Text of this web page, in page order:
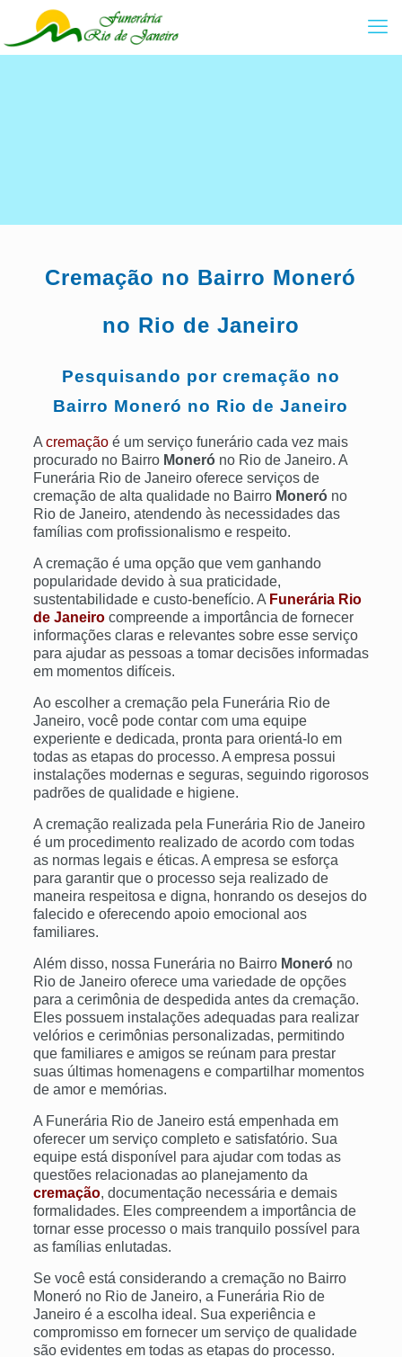
Cremação no Bairro Moneró
no Rio de Janeiro
Pesquisando por cremação no
Bairro Moneró no Rio de Janeiro
A cremaçãoé um serviço funerário cada vez mais
procurado no Bairro Moneróno Rio de Janeiro. A
Funerária Rio de Janeiro oferece serviços de
cremação de alta qualidade no Bairro Moneróno
Rio de Janeiro, atendendo às necessidades das
famílias com profissionalismo e respeito.
A cremação é uma opção que vem ganhando
popularidade devido à sua praticidade,
sustentabilidade e custo-benefício. A Funerária Rio
de Janeirocompreende a importância de fornecer
informações claras e relevantes sobre esse serviço
para ajudar as pessoas a tomar decisões informadas
em momentos difíceis.
Ao escolher a cremação pela Funerária Rio de
Janeiro, você pode contar com uma equipe
experiente e dedicada, pronta para orientá-lo em
todas as etapas do processo. A empresa possui
instalações modernas e seguras, seguindo rigorosos
padrões de qualidade e higiene.
A cremação realizada pela Funerária Rio de Janeiro
é um procedimento realizado de acordo com todas
as normas legais e éticas. A empresa se esforça
para garantir que o processo seja realizado de
maneira respeitosa e digna, honrando os desejos do
falecido e oferecendo apoio emocional aos
familiares.
Além disso, nossa Funerária no Bairro Moneróno
Rio de Janeiro oferece uma variedade de opções
para a cerimônia de despedida antes da cremação.
Eles possuem instalações adequadas para realizar
velórios e cerimônias personalizadas, permitindo
que familiares e amigos se reúnam para prestar
suas últimas homenagens e compartilhar momentos
de amor e memórias.
A Funerária Rio de Janeiro está empenhada em
oferecer um serviço completo e satisfatório. Sua
equipe está disponível para ajudar com todas as
questões relacionadas ao planejamento da
cremação, documentação necessária e demais
formalidades. Eles compreendem a importância de
tornar esse processo o mais tranquilo possível para
as famílias enlutadas.
Se você está considerando a cremação no Bairro
Moneró no Rio de Janeiro, a Funerária Rio de
Janeiro é a escolha ideal. Sua experiência e
compromisso em fornecer um serviço de qualidade
são evidentes em todas as etapas do processo.